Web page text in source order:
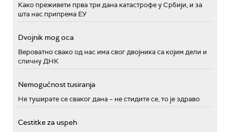
Како преживети прва три дана катастрофе у Србији, и за
шта нас припрема ЕУ
Dvojnik mog oca
Вероватно свако од нас има свог двојника са којим дели и
сличну ДНК
Nemogućnost tusiranja
Не туширате се сваког дана – не стидите се, то је здраво
Cestitke za uspeh